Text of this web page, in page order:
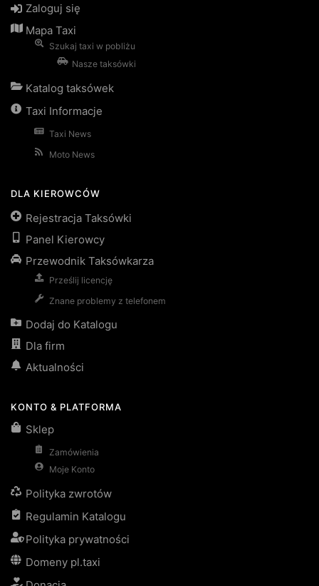
Zaloguj się
Mapa Taxi
Szukaj taxi w pobliżu
Nasze taksówki
Katalog taksówek
Taxi Informacje
Taxi News
Moto News
DLA KIEROWCÓW
Rejestracja Taksówki
Panel Kierowcy
Przewodnik Taksówkarza
Prześlij licencję
Znane problemy z telefonem
Dodaj do Katalogu
Dla firm
Aktualności
KONTO & PLATFORMA
Sklep
Zamówienia
Moje Konto
Polityka zwrotów
Regulamin Katalogu
Polityka prywatności
Domeny pl.taxi